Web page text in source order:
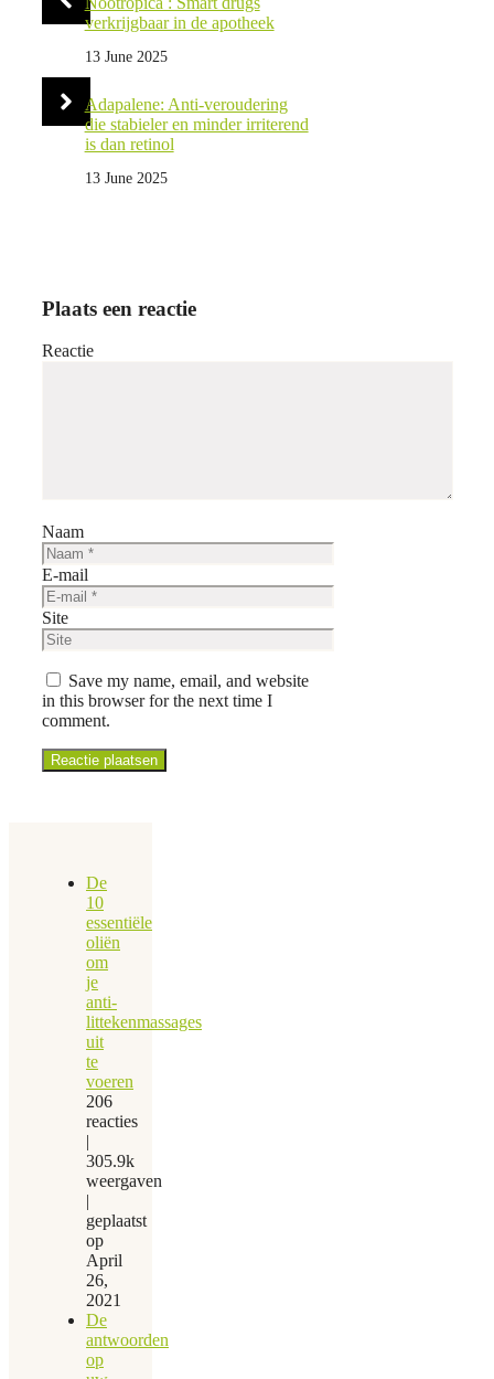
verkrijgbaar in de apotheek
13 June 2025
Adapalene: Anti-veroudering
die stabieler en minder irriterend
is dan retinol
13 June 2025
Plaats een reactie
Reactie
Naam
E-mail
Site
Save my name, email, and website
in this browser for the next time I
comment.
De
10
essentiële
oliën
om
je
anti-
littekenmassages
uit
te
voeren
206
reacties
|
305.9k
weergaven
|
geplaatst
op
April
26,
2021
De
antwoorden
op